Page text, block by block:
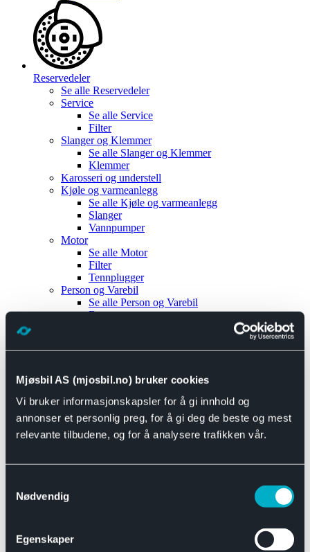
Mjøsbil AS (mjosbil.no) bruker cookies
Vi bruker informasjonskapsler for å gi innhold og
annonser et personlig preg, for å gi deg de beste og mest
relevante tilbudene, og for å analysere trafikken vår.
Nødvendig
Egenskaper
Reservedeler
Se alle Reservedeler
Service
Se alle Service
Filter
Slanger og Klemmer
Se alle Slanger og Klemmer
Klemmer
Karosseri og understell
Kjøle og varmeanlegg
Se alle Kjøle og varmeanlegg
Slanger
Vannpumper
Motor
Se alle Motor
Filter
Tennplugger
Person og Varebil
Se alle Person og Varebil
Brems
Motor og drivverk
Se alle Universal
Bremsedeler
Se alle Bremsedeler
Bremsenippler
Drivline og motor
Se alle Drivline og motor
Eksosanlegg